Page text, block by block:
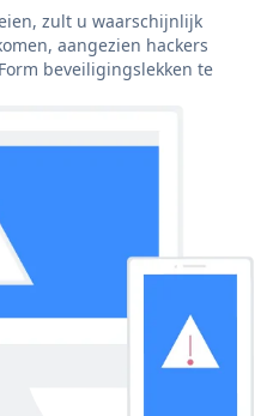
zult u waarschijnlijk
aangezien hackers
beveiligingslekken te